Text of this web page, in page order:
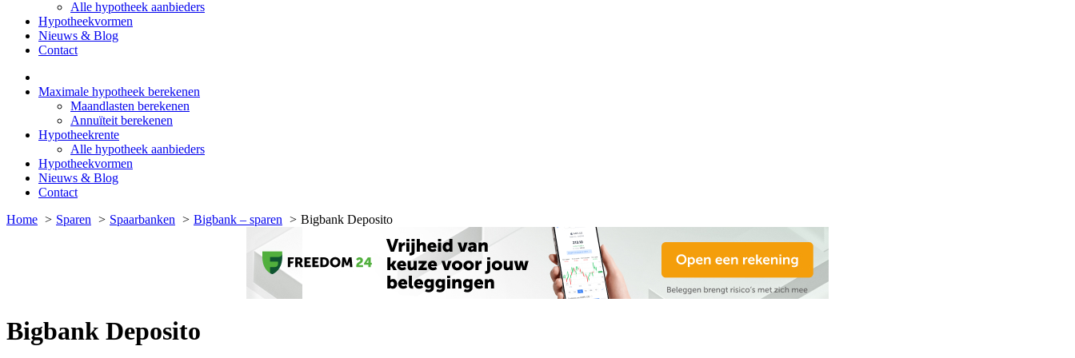
Alle hypotheek aanbieders
Hypotheekvormen
Nieuws & Blog
Contact
Maximale hypotheek berekenen
Maandlasten berekenen
Annuïteit berekenen
Hypotheekrente
Alle hypotheek aanbieders
Hypotheekvormen
Nieuws & Blog
Contact
Home
Sparen Spaarbanken Bigbank – sparen Bigbank Deposito
Bigbank Deposito